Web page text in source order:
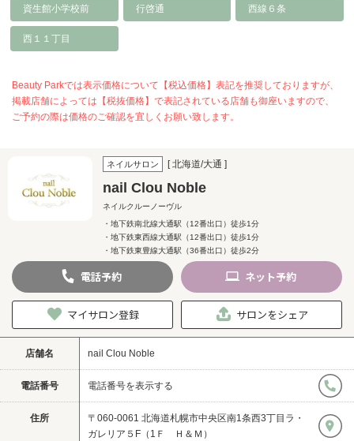
資生館小学校前 行啓通 西線６条
西１１丁目
Beauty Parkでは表示価格について【税込価格】表記を推奨しておりますが、
掲載店舗によっては【税抜価格】で表記されている店舗も御座いますので、
ご予約の際は価格のご確認を宜しくお願い致します。
ネイルサロン [ 北海道/大通 ]
nail Clou Noble
ネイルクルーノーヴル
・地下鉄南北線大通駅（12番出口）徒歩1分
・地下鉄東西線大通駅（12番出口）徒歩1分
・地下鉄東豊線大通駅（36番出口）徒歩2分
電話予約 ネット予約
マイサロン登録 サロンをシェア
店舗名 nail Clou Noble
電話番号 電話番号を表示する
住所
〒060-0061 北海道札幌市中央区南1条西3丁目ラ・
ガレリア５F（1Ｆ Ｈ＆Ｍ）